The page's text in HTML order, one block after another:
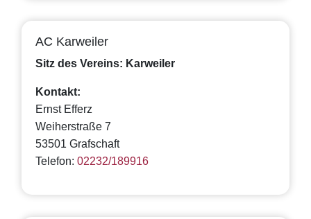
AC Karweiler
Sitz des Vereins: Karweiler
Kontakt:
Ernst Efferz
Weiherstraße 7
53501 Grafschaft
Telefon: 02232/189916